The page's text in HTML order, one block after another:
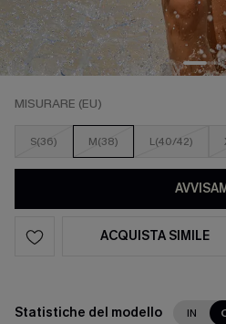
MISURARE (EU)
S(36) M(38) L(40/42)
ACQUISTA SIMILE
Statistiche del modello IN